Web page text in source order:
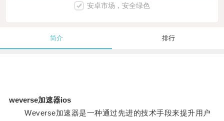
安卓市场，安全绿色
简介 排行
weverse加速器ios
Weverse加速器是一种通过先进的技术手段来提升用户